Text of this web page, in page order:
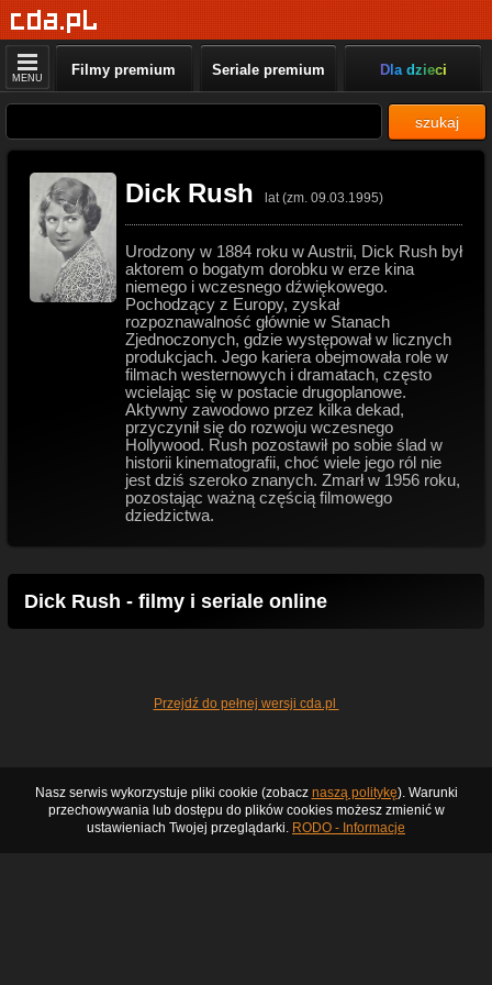
MENU Filmy premium Seriale premium Dla dzieci
szukaj
Dick Rush lat (zm. 09.03.1995)
Urodzony w 1884 roku w Austrii, Dick Rush był
aktorem o bogatym dorobku w erze kina
niemego i wczesnego dźwiękowego.
Pochodzący z Europy, zyskał
rozpoznawalność głównie w Stanach
Zjednoczonych, gdzie występował w licznych
produkcjach. Jego kariera obejmowała role w
filmach westernowych i dramatach, często
wcielając się w postacie drugoplanowe.
Aktywny zawodowo przez kilka dekad,
przyczynił się do rozwoju wczesnego
Hollywood. Rush pozostawił po sobie ślad w
historii kinematografii, choć wiele jego ról nie
jest dziś szeroko znanych. Zmarł w 1956 roku,
pozostając ważną częścią filmowego
dziedzictwa.
Dick Rush - filmy i seriale online
Przejdź do pełnej wersji cda.pl
Nasz serwis wykorzystuje pliki cookie (zobacz naszą politykę). Warunki
przechowywania lub dostępu do plików cookies możesz zmienić w
ustawieniach Twojej przeglądarki. RODO - Informacje